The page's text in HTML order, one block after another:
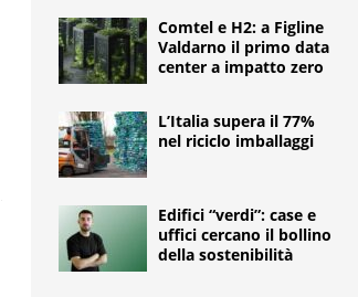
Comtel e H2: a Figline
Valdarno il primo data
center a impatto zero
L’Italia supera il 77%
nel riciclo imballaggi
Edifici “verdi”: case e
uffici cercano il bollino
della sostenibilità